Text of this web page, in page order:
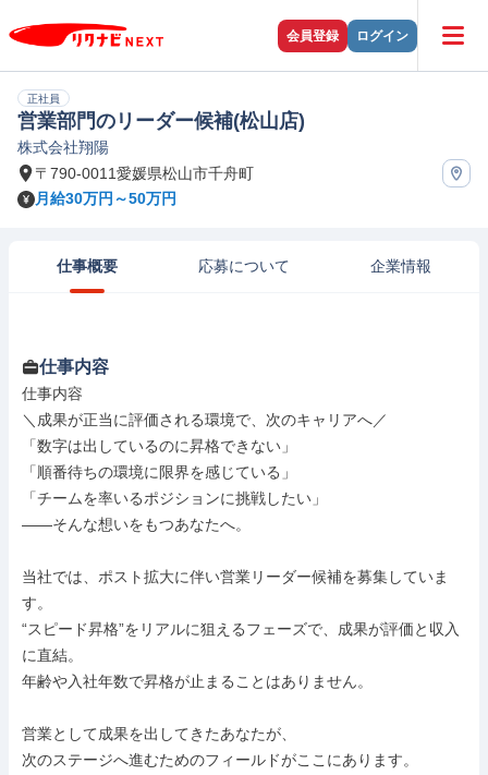
会員登録 ログイン
正社員
営業部門のリーダー候補(松山店)
株式会社翔陽
〒790-0011愛媛県松山市千舟町
月給30万円～50万円
仕事概要 応募について 企業情報
仕事内容
仕事内容
＼成果が正当に評価される環境で、次のキャリアへ／
「数字は出しているのに昇格できない」
「順番待ちの環境に限界を感じている」
「チームを率いるポジションに挑戦したい」
——そんな想いをもつあなたへ。
当社では、ポスト拡大に伴い営業リーダー候補を募集していま
す。
“スピード昇格”をリアルに狙えるフェーズで、成果が評価と収入
に直結。
年齢や入社年数で昇格が止まることはありません。
営業として成果を出してきたあなたが、
次のステージへ進むためのフィールドがここにあります。